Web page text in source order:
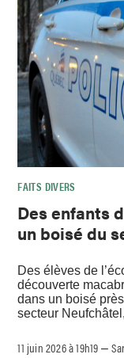
FAITS DIVERS
Des enfants
un boisé du
Des élèves de
découverte
dans un boisé
secteur
11 juin 2026 à 19h19 –